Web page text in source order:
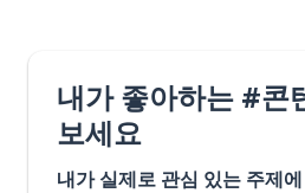
내가 좋아하는 #콘
보세요
내가 실제로 관심 있는 주제